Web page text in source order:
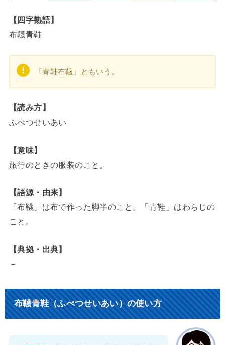
【四字熟語】
布韈青鞋
「青鞋布韈」ともいう。
【読み方】
ふべつせいあい
【意味】
旅行のときの服装のこと。
【語源・由来】
「布韈」は布で作った脚半のこと。「青鞋」はわらじの
こと。
【典拠・出典】
－
布韈青鞋（ふべつせいあい）の使い方